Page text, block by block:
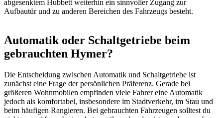
abgesenktem Hubbett weiterhin ein sinnvoller Zugang zur
Aufbautür und zu anderen Bereichen des Fahrzeugs besteht.
Automatik oder Schaltgetriebe beim
gebrauchten Hymer?
Die Entscheidung zwischen Automatik und Schaltgetriebe ist
zunächst eine Frage der persönlichen Präferenz. Gerade bei
größeren Wohnmobilen empfinden viele Fahrer eine Automatik
jedoch als komfortabel, insbesondere im Stadtverkehr, im Stau und
beim häufigen Rangieren. Bei gebrauchten Fahrzeugen solltest du